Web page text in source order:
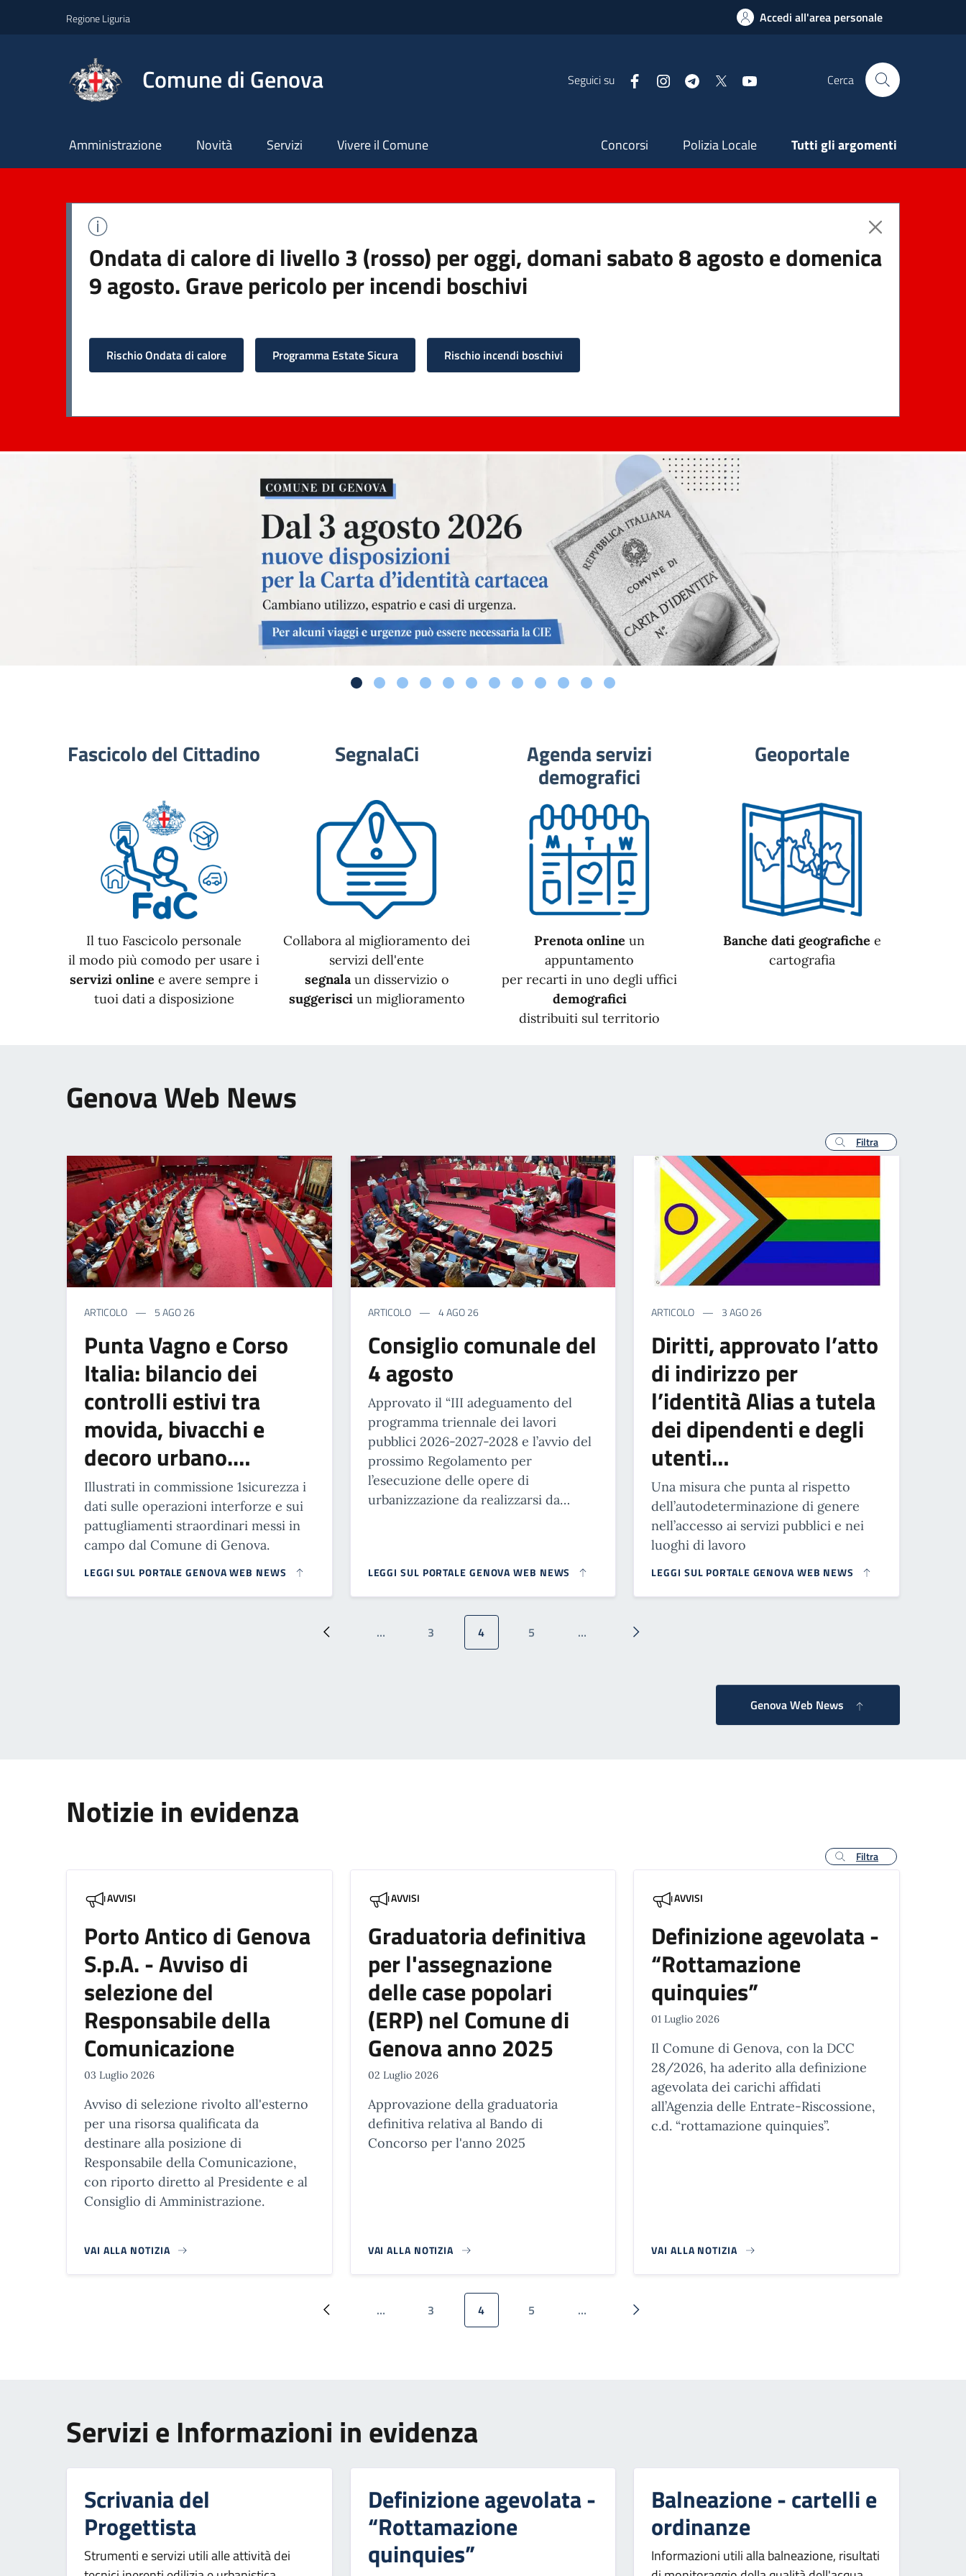
Regione Liguria Accedi all'area personale
Comune di Genova Seguici su FacebookInstagramTelegram Cerca
Principale
Amministrazione Novità Servizi Vivere il Comune Secondaria
Concorsi Polizia Locale Tutti gli argomenti
Ondata di calore di livello 3 (rosso) per oggi, domani sabato 8 agosto e domenica
9 agosto. Grave pericolo per incendi boschivi
Rischio Ondata di calore Programma Estate Sicura Rischio incendi boschivi
Fascicolo del Cittadino
Il tuo Fascicolo personale
il modo più comodo per usare i
servizi online e avere sempre i
tuoi dati a disposizione
SegnalaCi
Collabora al miglioramento dei
servizi dell'ente
segnalaun disservizio o
suggerisciun miglioramento
Agenda servizi
demografici
Prenota online un
appuntamento
per recarti in uno degli uffici
demografici
distribuiti sul territorio
Geoportale
Banche dati geografiche e
cartografia
Genova Web News
Filtra
ARTICOLO 5 AGO 26
Punta Vagno e Corso
Italia: bilancio dei
controlli estivi tra
movida, bivacchi e
decoro urbano.…
Illustrati in commissione 1sicurezza i
dati sulle operazioni interforze e sui
pattugliamenti straordinari messi in
campo dal Comune di Genova.
LEGGI SUL PORTALE GENOVA WEB NEWS
ARTICOLO 4 AGO 26
Consiglio comunale del
4 agosto
Approvato il “III adeguamento del
programma triennale dei lavori
pubblici 2026-2027-2028 e l’avvio del
prossimo Regolamento per
l’esecuzione delle opere di
urbanizzazione da realizzarsi da…
LEGGI SUL PORTALE GENOVA WEB NEWS
ARTICOLO 3 AGO 26
Diritti, approvato l’atto
di indirizzo per
l’identità Alias a tutela
dei dipendenti e degli
utenti…
Una misura che punta al rispetto
dell’autodeterminazione di genere
nell’accesso ai servizi pubblici e nei
luoghi di lavoro
LEGGI SUL PORTALE GENOVA WEB NEWS
Pagina precedente
… Pagina
3 Pagina attuale
4 Pagina
5 … Pagina successiva
Genova Web News
Notizie in evidenza
Filtra
AVVISI
Porto Antico di Genova
S.p.A. - Avviso di
selezione del
Responsabile della
Comunicazione
03 Luglio 2026
Avviso di selezione rivolto all'esterno
per una risorsa qualificata da
destinare alla posizione di
Responsabile della Comunicazione,
con riporto diretto al Presidente e al
Consiglio di Amministrazione.
VAI ALLA NOTIZIA
AVVISI
Graduatoria definitiva
per l'assegnazione
delle case popolari
(ERP) nel Comune di
Genova anno 2025
02 Luglio 2026
Approvazione della graduatoria
definitiva relativa al Bando di
Concorso per l'anno 2025
VAI ALLA NOTIZIA
AVVISI
Definizione agevolata -
“Rottamazione
quinquies”
01 Luglio 2026
Il Comune di Genova, con la DCC
28/2026, ha aderito alla definizione
agevolata dei carichi affidati
all’Agenzia delle Entrate-Riscossione,
c.d. “rottamazione quinquies”.
VAI ALLA NOTIZIA
Pagina precedente
… Pagina
3 Pagina attuale
4 Pagina
5 … Pagina successiva
Servizi e Informazioni in evidenza
Scrivania del
Progettista
Strumenti e servizi utili alle attività dei
Definizione agevolata -
“Rottamazione
quinquies”
Balneazione - cartelli e
ordinanze
Informazioni utili alla balneazione, risultati